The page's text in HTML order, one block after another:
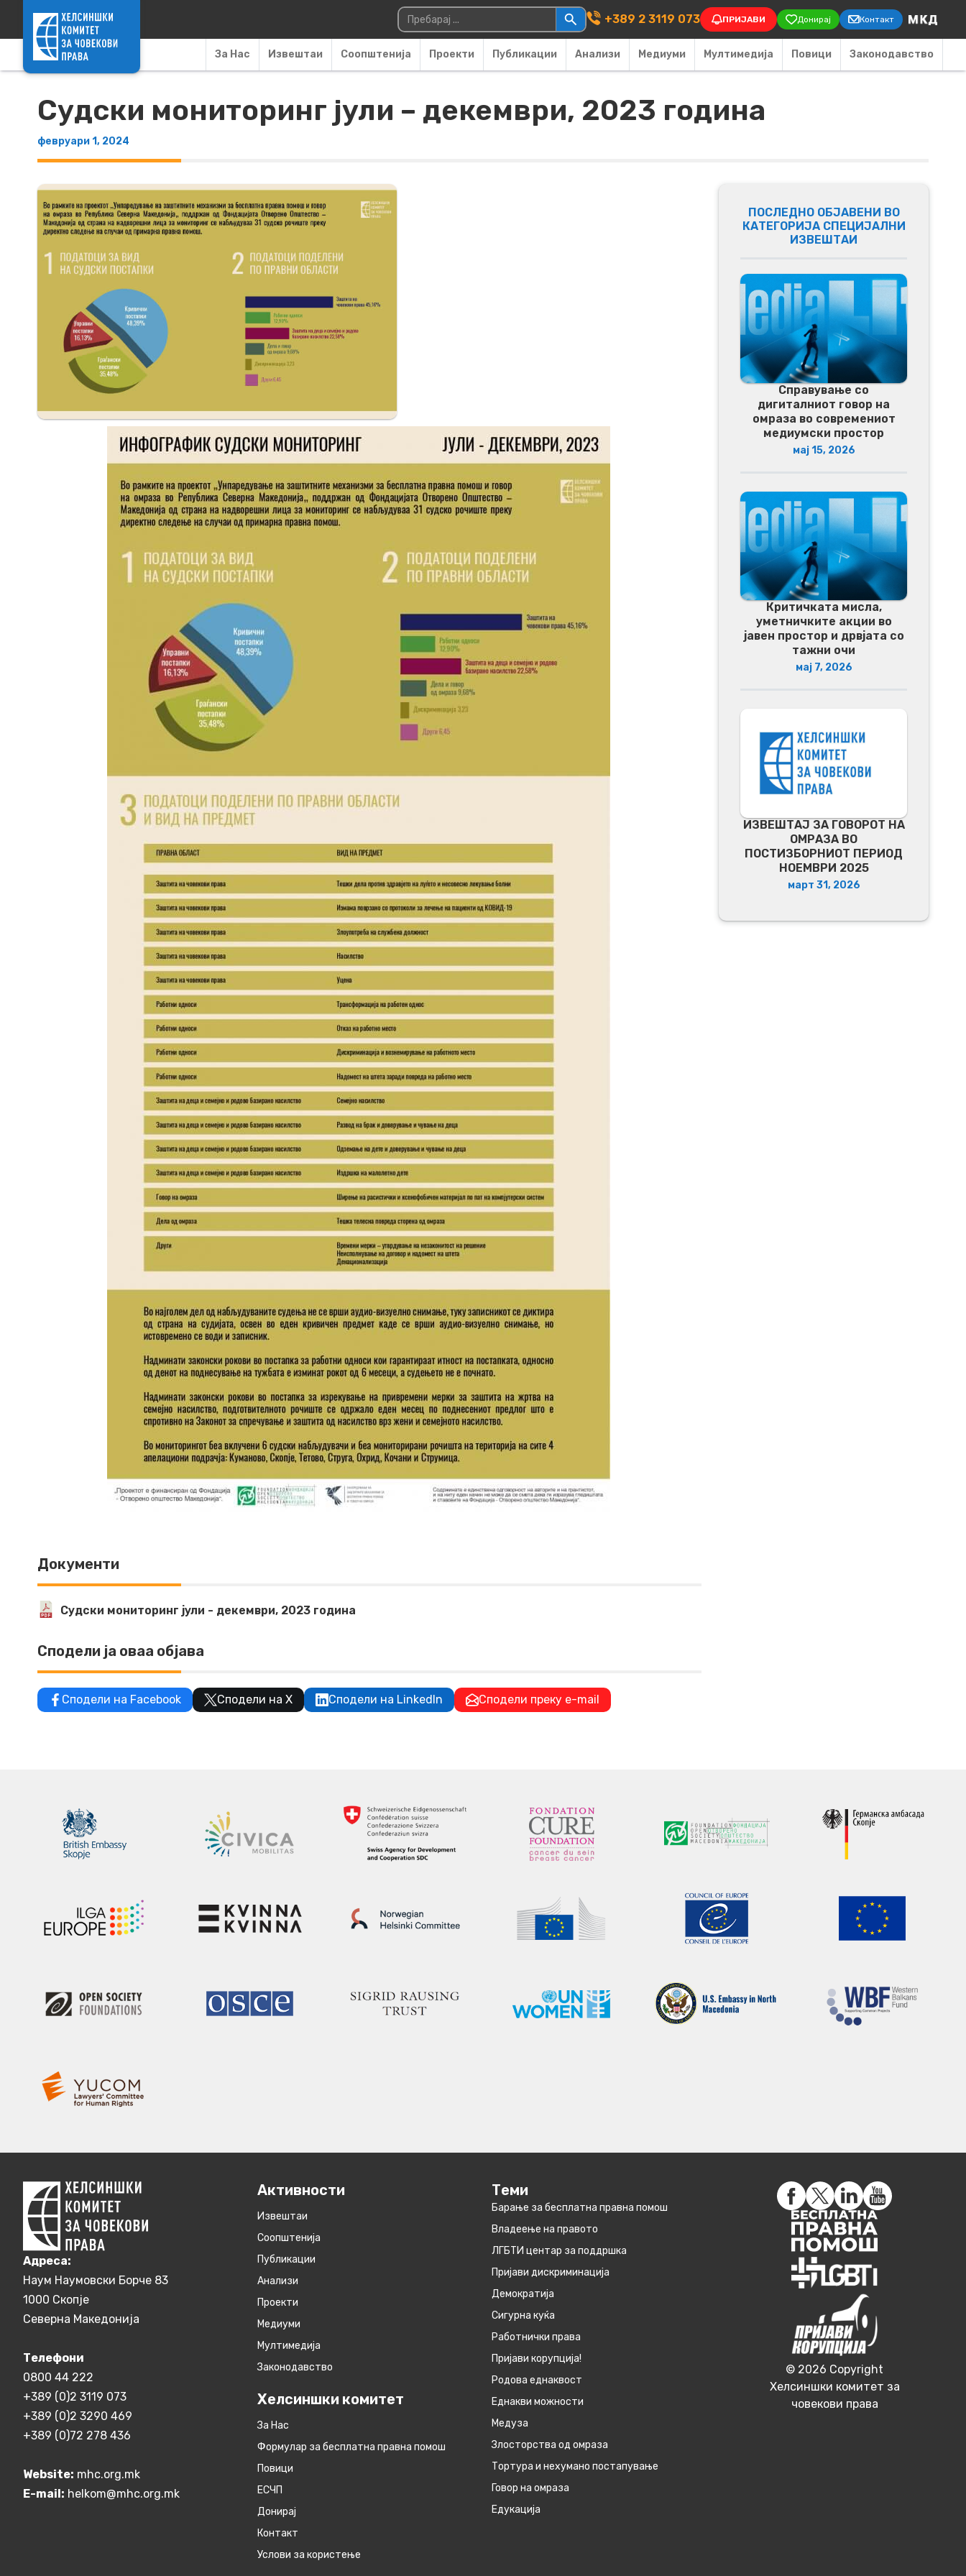
Main Navigation
Пребарувај за: +389 2 3119 073 ПРИЈАВИ Донирај Контакт
За Нас Извештаи Соопштенија Проекти Публикации Анализи Медиуми Мултимедија Повици Законодавство
Судски мониторинг јули – декември, 2023 година
февруари 1, 2024
Документи
Судски мониторинг јули - декември, 2023 година
Сподели ја оваа објава
Сподели на Facebook Сподели на X Сподели на LinkedIn Сподели преку e-mail
ПОСЛЕДНО ОБЈАВЕНИ ВО
КАТЕГОРИЈА СПЕЦИЈАЛНИ
ИЗВЕШТАИ
Справување со
дигиталниот говор на
омраза во современиот
медиумски простор
мај 15, 2026
Критичката мисла,
уметничките акции во
јавен простор и дрвјата со
тажни очи
мај 7, 2026
ИЗВЕШТАЈ ЗА ГОВОРОТ НА
ОМРАЗА ВО
ПОСТИЗБОРНИОТ ПЕРИОД
НОЕМВРИ 2025
март 31, 2026
Aдреса:
Наум Наумовски Борче 83
1000 Скопје
Северна Македонија
Телефони
0800 44 222
+389 (0)2 3119 073
+389 (0)2 3290 469
+389 (0)72 278 436
Website: mhc.org.mk
E-mail: helkom@mhc.org.mk
Активности
Извештаи
Соопштенија
Публикации
Анализи
Проекти
Медиуми
Мултимедија
Законодавство
Хелсиншки комитет
За Нас
Формулар за бесплатна правна помош
Повици
ЕСЧП
Донирај
Контакт
Услови за користење
Теми
Барање за бесплатна правна помош
Владеење на правото
ЛГБТИ центар за поддршка
Пријави дискриминација
Демократија
Сигурна куќа
Работнички права
Пријави корупција!
Родова еднаквост
Eднакви можности
Медуза
Злосторства од омраза
Тортура и нехумано постапување
Говор на омраза
Едукација
© 2026 Copyright
Хелсиншки комитет за
човекови права